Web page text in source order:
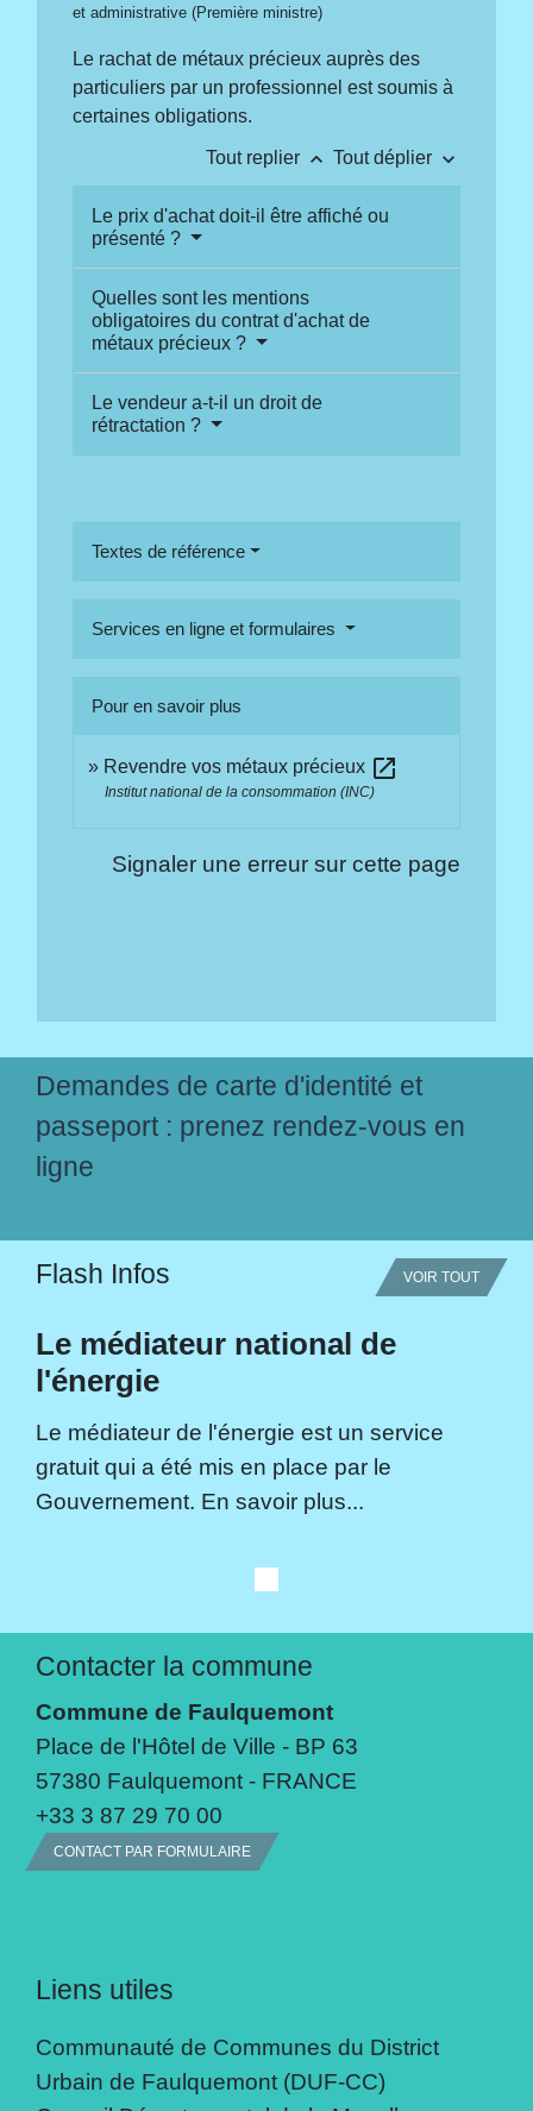
et administrative (Première ministre)
Le rachat de métaux précieux auprès des
particuliers par un professionnel est soumis à
certaines obligations.
Tout replier keyboard_arrow_up Tout déplier keyboard_arrow_down
Le prix d'achat doit-il être affiché ou
présenté ?
Quelles sont les mentions
obligatoires du contrat d'achat de
métaux précieux ?
Le vendeur a-t-il un droit de
rétractation ?
Textes de référence
Services en ligne et formulaires
Pour en savoir plus
Revendre vos métaux précieux open_in_new
Institut national de la consommation (INC)
Signaler une erreur sur cette page
Demandes de carte d'identité et
passeport : prenez rendez-vous en
ligne
Flash Infos VOIR TOUT
Le médiateur national de
l'énergie
Le médiateur de l'énergie est un service
gratuit qui a été mis en place par le
Gouvernement. En savoir plus...
Contacter la commune
Commune de Faulquemont
Place de l'Hôtel de Ville - BP 63
57380 Faulquemont - FRANCE
+33 3 87 29 70 00
CONTACT PAR FORMULAIRE
Liens utiles
Communauté de Communes du District
Urbain de Faulquemont (DUF-CC)